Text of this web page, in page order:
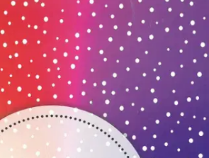
toimitettavia tuotteita.